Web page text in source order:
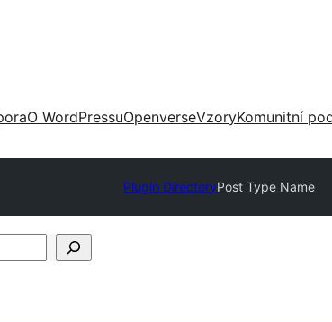
O WordPressuOpenverseVzoryKomunitní
Plugin DirectoryPost Type Name